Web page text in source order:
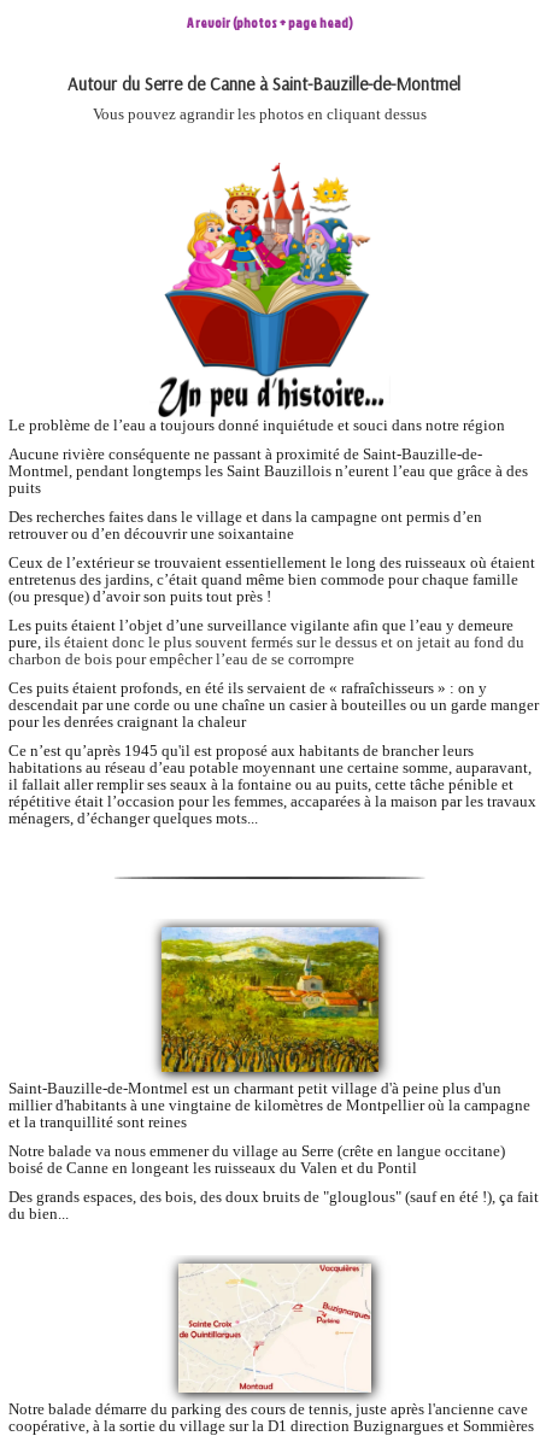
A revoir (photos + page head)
Autour du Serre de Canne à Saint-Bauzille-de-Montmel
Vous pouvez agrandir les photos en cliquant dessus
Le problème de l’eau a toujours donné inquiétude et souci dans notre région
Aucune rivière conséquente ne passant à proximité de Saint-Bauzille-de-
Montmel, pendant longtemps les Saint Bauzillois n’eurent l’eau que grâce à des
puits
Des recherches faites dans le village et dans la campagne ont permis d’en
retrouver ou d’en découvrir une soixantaine
Ceux de l’extérieur se trouvaient essentiellement le long des ruisseaux où étaient
entretenus des jardins, c’était quand même bien commode pour chaque famille
(ou presque) d’avoir son puits tout près !
Les puits étaient l’objet d’une surveillance vigilante afin que l’eau y demeure
pure, ils étaient donc le plus souvent fermés sur le dessus et on jetait au fond du
charbon de bois pour empêcher l’eau de se corrompre
Ces puits étaient profonds, en été ils servaient de « rafraîchisseurs » : on y
descendait par une corde ou une chaîne un casier à bouteilles ou un garde manger
pour les denrées craignant la chaleur
Ce n’est qu’après 1945 qu'il est proposé aux habitants de brancher leurs
habitations au réseau d’eau potable moyennant une certaine somme, auparavant,
il fallait aller remplir ses seaux à la fontaine ou au puits, cette tâche pénible et
répétitive était l’occasion pour les femmes, accaparées à la maison par les travaux
ménagers, d’échanger quelques mots...
Saint-Bauzille-de-Montmel est un charmant petit village d'à peine plus d'un
millier d'habitants à une vingtaine de kilomètres de Montpellier où la campagne
et la tranquillité sont reines
Notre balade va nous emmener du village au Serre (crête en langue occitane)
boisé de Canne en longeant les ruisseaux du Valen et du Pontil
Des grands espaces, des bois, des doux bruits de "glouglous" (sauf en été !), ça fait
du bien...
Notre balade démarre du parking des cours de tennis, juste après l'ancienne cave
coopérative, à la sortie du village sur la D1 direction Buzignargues et Sommières